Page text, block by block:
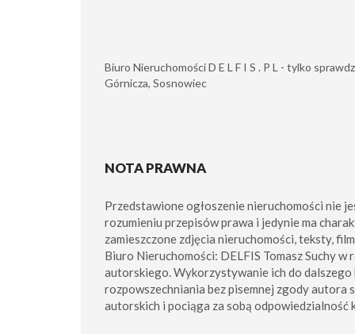
Biuro Nieruchomości D E L F I S . P L - tylko
Górnicza, Sosnowiec
NOTA PRAWNA
Przedstawione ogłoszenie nieruchomości nie
rozumieniu przepisów prawa i jedynie ma
zamieszczone zdjęcia nieruchomości, teksty,
Biuro Nieruchomości: DELFIS Tomasz Suchy w
autorskiego. Wykorzystywanie ich do dalszego
rozpowszechniania bez pisemnej zgody autora
autorskich i pociąga za sobą odpowiedzialność